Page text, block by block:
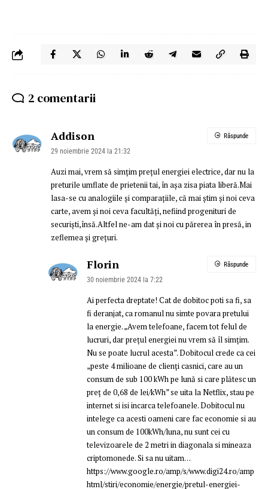
2 comentarii
Addison
29 noiembrie 2024 la 21:32
Auzi mai, vrem să simțim prețul energiei electrice, dar nu la
preturile umflate de prietenii tai, în așa zisa piata liberă.Mai
lasa-se cu analogiile și comparațiile, că mai știm și noi ceva
carte, avem și noi ceva facultăți, nefiind progenituri de
securiști,însă.Altfel ne-am dat și noi cu părerea în presă, in
zeflemea și grețuri.
Răspunde
Florin
30 noiembrie 2024 la 7:22
Ai perfecta dreptate! Cat de dobitoc poti sa fi, sa
fi deranjat, ca romanul nu simte povara pretului
la energie. „Avem telefoane, facem tot felul de
lucruri, dar preţul energiei nu vrem să îl simţim.
Nu se poate lucrul acesta”. Dobitocul crede ca cei
„peste 4 milioane de clienți casnici, care au un
consum de sub 100 kWh pe lună si care plătesc un
preț de 0,68 de lei/kWh” se uita la Netflix, stau pe
internet si isi incarca telefoanele. Dobitocul nu
intelege ca acesti oameni care fac economie si au
un consum de 100kWh/luna, nu sunt cei cu
televizoarele de 2 metri in diagonala si mineaza
criptomonede. Si sa nu uitam…
https://www.google.ro/amp/s/www.digi24.ro/amp
html/stiri/economie/energie/pretul-energiei-
Răspunde